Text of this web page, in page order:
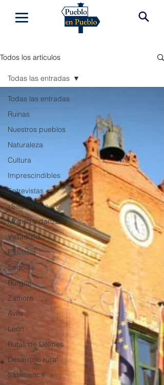
Todos los artículos
Todas las entradas
Ruinas
Nuestros pueblos
Naturaleza
Cultura
Imprescindibles
Entrevistas
¿Sabías que...?
Música y danzas
Valladolid
Palencia
Segovia
Burgos
Zamora
Ávila
León
Rutas de Delibes
Desarrollo rural
Salamanca
Todas las entradas